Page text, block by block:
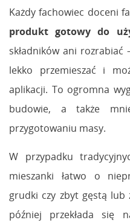
Każdy fachowiec doceni
produkt gotowy do
składników ani
lekko przemieszać i
aplikacji. To ogromna
budowie, a także
przygotowaniu masy.
W przypadku
mieszanki łatwo o
grudki czy zbyt gęstą lub
później przekłada się